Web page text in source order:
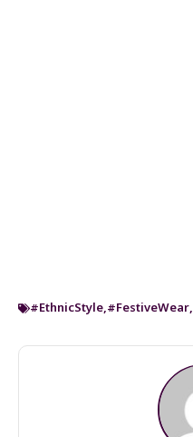
#EthnicStyle,#FestiveWear,